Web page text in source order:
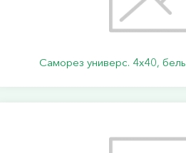
Саморез универс. 4х40,